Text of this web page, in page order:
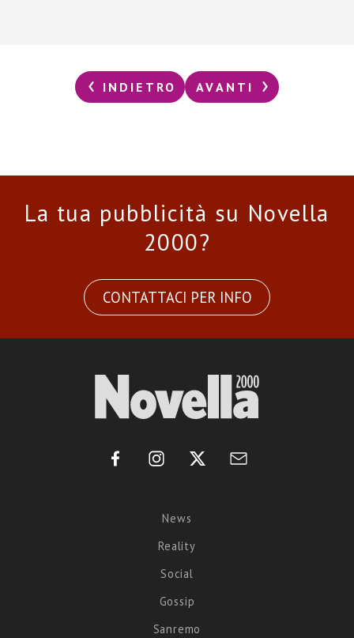
INDIETRO AVANTI
La tua pubblicità su Novella
2000?
CONTATTACI PER INFO
News
Reality
Social
Gossip
Sanremo